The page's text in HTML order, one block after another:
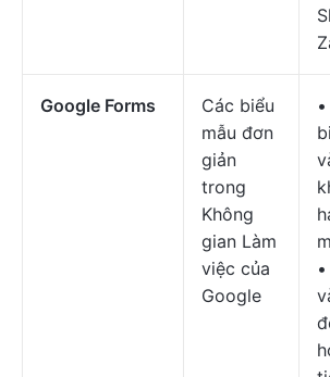
Google Forms
Các biểu
mẫu đơn
giản
trong
Không
gian Làm
việc của
Google